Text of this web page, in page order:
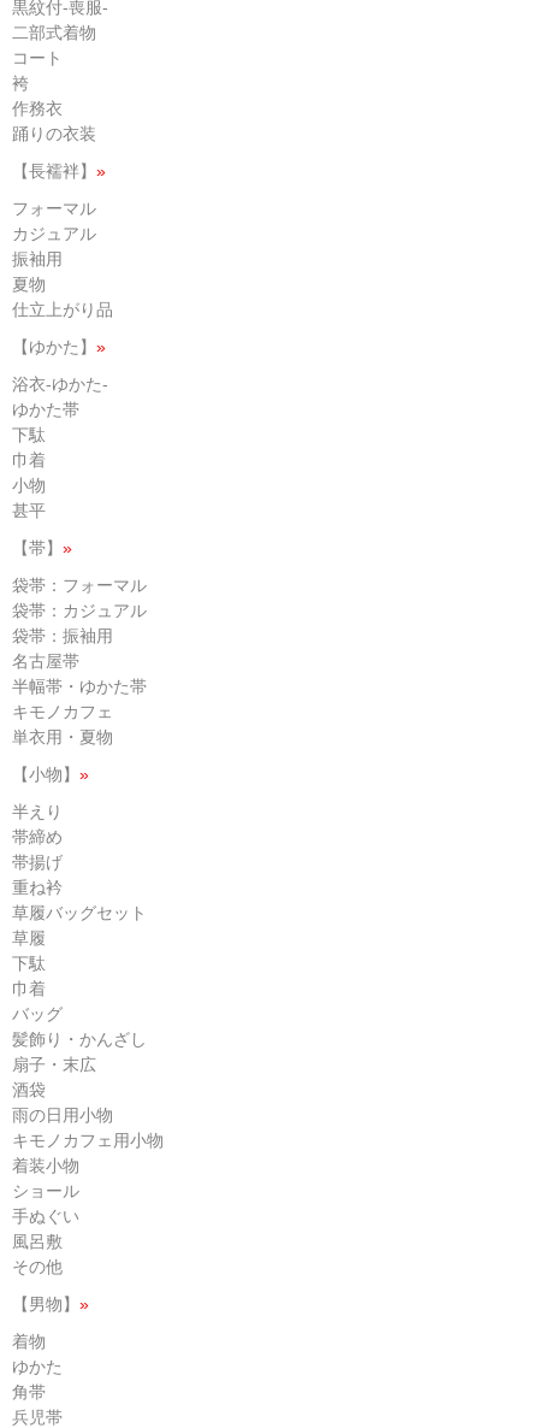
黒紋付-喪服-
二部式着物
コート
袴
作務衣
踊りの衣装
【長襦袢】 »
フォーマル
カジュアル
振袖用
夏物
仕立上がり品
【ゆかた】 »
浴衣-ゆかた-
ゆかた帯
下駄
巾着
小物
甚平
【帯】 »
袋帯：フォーマル
袋帯：カジュアル
袋帯：振袖用
名古屋帯
半幅帯・ゆかた帯
キモノカフェ
単衣用・夏物
【小物】 »
半えり
帯締め
帯揚げ
重ね衿
草履バッグセット
草履
下駄
巾着
バッグ
髪飾り・かんざし
扇子・末広
酒袋
雨の日用小物
キモノカフェ用小物
着装小物
ショール
手ぬぐい
風呂敷
その他
【男物】 »
着物
ゆかた
角帯
兵児帯